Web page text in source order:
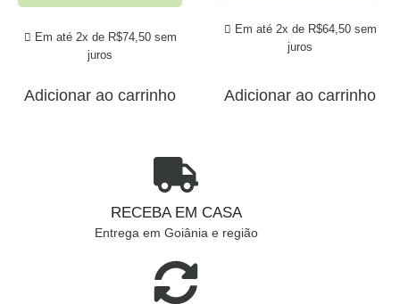
Em até 2x de R$74,50sem
juros
Adicionar ao carrinho
Em até 2x de R$64,50sem
juros
Adicionar ao carrinho
RECEBA EM CASA
Entrega em Goiânia e região